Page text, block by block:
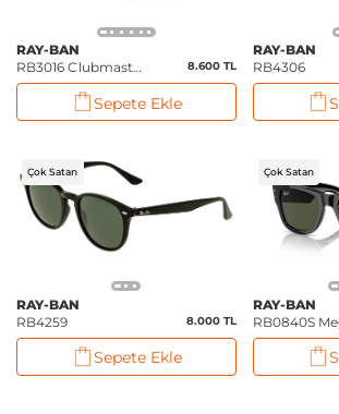
RAY-BAN
RB3016 Clubmaster
Classic
8.600 TL
Sepete Ekle
RAY-BAN
RB4306
Çok Satan
RAY-BAN
RB4259
8.000 TL
Sepete Ekle
Çok Satan
RAY-BAN
RB0840S
Wayfarer